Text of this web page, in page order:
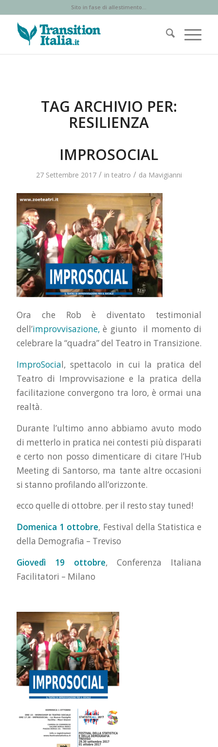
Sito in fase di allestimento...
TAG ARCHIVIO PER:
RESILIENZA
IMPROSOCIAL
27 Settembre 2017 / in teatro / da Mavigianni
Ora che Rob è diventato testimonial
dell’improvvisazione, è giunto il momento di
celebrare la “quadra” del Teatro in Transizione.
ImproSocial, spettacolo in cui la pratica del
Teatro di Improvvisazione e la pratica della
facilitazione convergono tra loro, è ormai una
realtà.
Durante l’ultimo anno abbiamo avuto modo
di metterlo in pratica nei contesti più disparati
e certo non posso dimenticare di citare l’Hub
Meeting di Santorso, ma tante altre occasioni
si stanno profilando all’orizzonte.
ecco quelle di ottobre. per il resto stay tuned!
Domenica 1 ottobre, Festival della Statistica e
della Demografia – Treviso
Giovedì 19 ottobre, Conferenza Italiana
Facilitatori – Milano